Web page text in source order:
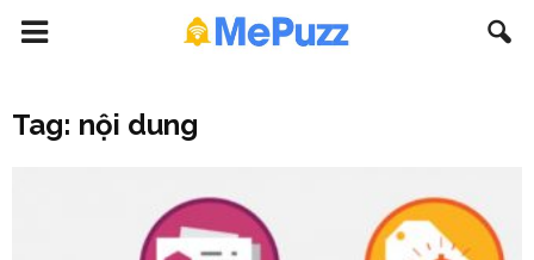
Tag: nội dung